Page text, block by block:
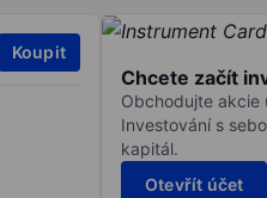
Koupit
Chcete začít
Obchodujte akcie
Investování s
kapitál.
Otevřít účet